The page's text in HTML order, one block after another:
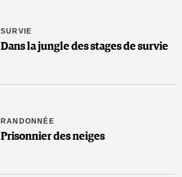
SURVIE
Dans la jungle des stages de survie
RANDONNÉE
Prisonnier des neiges